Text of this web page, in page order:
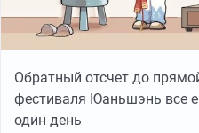
Обратный отсчет до
фестиваля Юаньшэнь все
один день